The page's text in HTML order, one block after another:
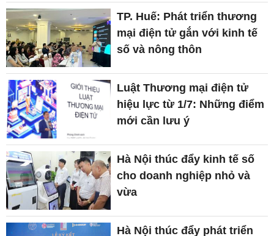
TP. Huế: Phát triển thương
mại điện tử gắn với kinh tế
số và nông thôn
Luật Thương mại điện tử
hiệu lực từ 1/7: Những điểm
mới cần lưu ý
Hà Nội thúc đẩy kinh tế số
cho doanh nghiệp nhỏ và
vừa
Hà Nội thúc đẩy phát triển